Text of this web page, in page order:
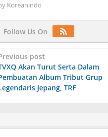
Koreanindo
Follow Us On
post
Akan Turut Serta Dalam
Album Tribut Grup
Jepang, TRF